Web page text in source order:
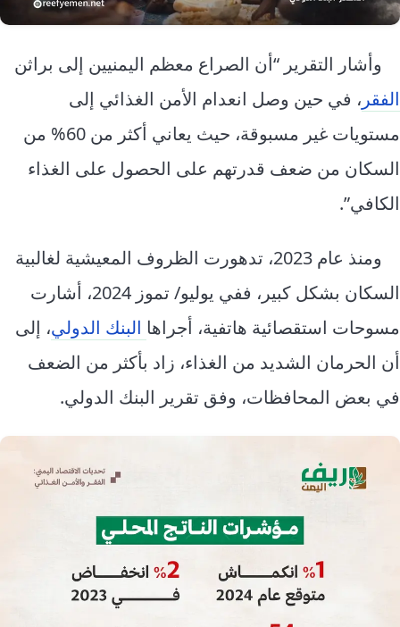
وأشار التقرير “أن الصراع معظم اليمنيين إلى براثن
الفقر ، في حين وصل انعدام الأمن الغذائي إلى
مستويات غير مسبوقة، حيث يعاني أكثر من 60% من
السكان من ضعف قدرتهم على الحصول على الغذاء
الكافي”.
ومنذ عام 2023، تدهورت الظروف المعيشية لغالبية
السكان بشكل كبير، ففي يوليو/ تموز 2024، أشارت
مسوحات استقصائية هاتفية، أجراها البنك الدولي، إلى
أن الحرمان الشديد من الغذاء، زاد بأكثر من الضعف
في بعض المحافظات، وفق تقرير البنك الدولي.